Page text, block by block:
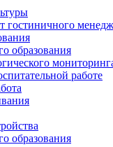
образования
работе
образования